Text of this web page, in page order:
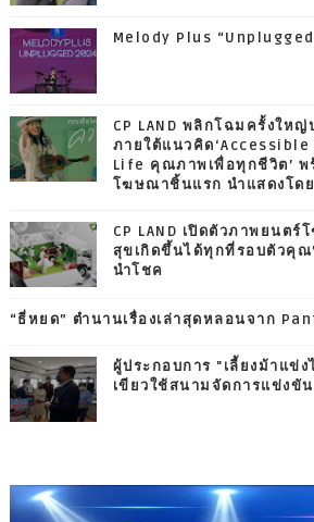
Melody Plus
CP LAND พลิกโฉมครั้งให
ภายใต้แนวคิด
Life คุณภาพเพื่อทุกชีวิต’ พ
โฆษณาชิ้นแรก นำแสดงโด
CP LAND เปิดตัวภาพยนต
สุขเกิดขึ้นได้ทุกที่รอบตัวคุณ
นำโชค
“ธี่หยด” ตำนานเรื่องเล่าสุดหลอนจาก
ผู้ประกอบการ "เลี้ยงม้าแข่
เขียวใช้สนามจัดการแข่งขั